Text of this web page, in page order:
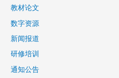
教材论文
数字资源
新闻报道
研修培训
通知公告